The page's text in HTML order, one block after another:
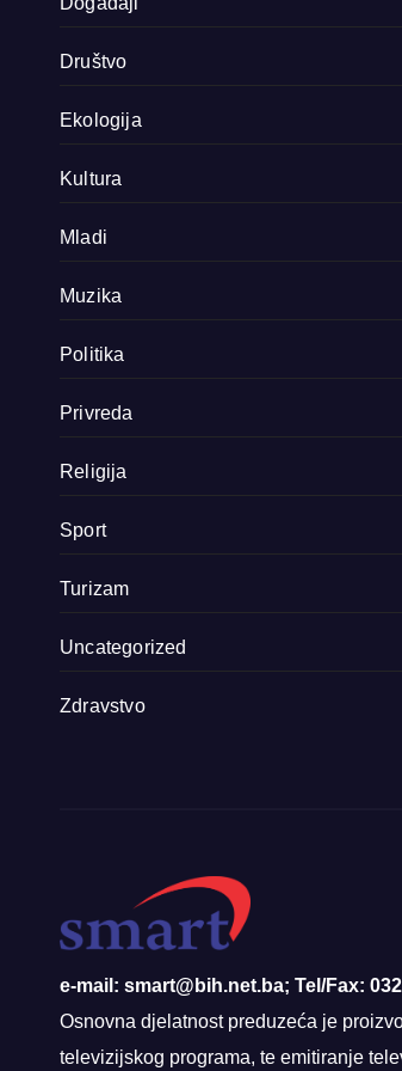
Društvo
Ekologija
Kultura
Mladi
Muzika
Politika
Privreda
Religija
Sport
Turizam
Uncategorized
Zdravstvo
e-mail: smart@bih.net.ba; Tel/Fax:
Osnovna djelatnost preduzeća je
televizijskog programa, te emitiranje